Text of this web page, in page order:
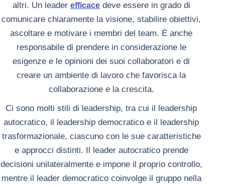
altri. Un leader efficacedeve essere in grado di
comunicare chiaramente la visione, stabilire obiettivi,
ascoltare e motivare i membri del team. È anche
responsabile di prendere in considerazione le
esigenze e le opinioni dei suoi collaboratori e di
creare un ambiente di lavoro che favorisca la
collaborazione e la crescita.
Ci sono molti stili di leadership, tra cui il leadership
autocratico, il leadership democratico e il leadership
trasformazionale, ciascuno con le sue caratteristiche
e approcci distinti. Il leader autocratico prende
decisioni unilateralmente e impone il proprio controllo,
mentre il leader democratico coinvolge il gruppo nella